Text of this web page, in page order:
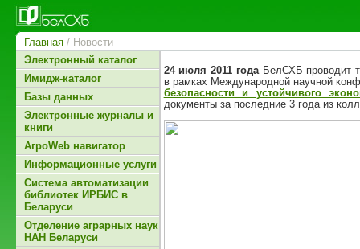
Главная/ Новости
Электронный каталог
Имидж-каталог
Базы данных
Электронные журналы и
книги
АгроWeb навигатор
Информационные услуги
Система автоматизации
библиотек ИРБИС в
Беларуси
Отделение аграрных наук
НАН Беларуси
24 июля 2011 годаБелСХБ проводит
в рамках Международной научной
безопасности и устойчивого
документы за последние 3 года из